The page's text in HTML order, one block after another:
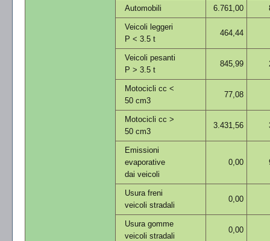
Automobili 6.761,00
Veicoli leggeri
P < 3.5 t
464,44
Veicoli pesanti
P > 3.5 t
845,99
Motocicli cc <
50 cm3
77,08
Motocicli cc >
50 cm3
3.431,56
Emissioni
evaporative
dai veicoli
0,00
Usura freni
veicoli stradali
0,00
Usura gomme
veicoli stradali
0,00